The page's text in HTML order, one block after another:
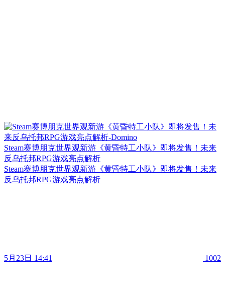
Steam赛博朋克世界观新游《黄昏特工小队》即将发售！未来
反乌托邦RPG游戏亮点解析
Steam赛博朋克世界观新游《黄昏特工小队》即将发售！未来
反乌托邦RPG游戏亮点解析
5月23日 14:41 1002